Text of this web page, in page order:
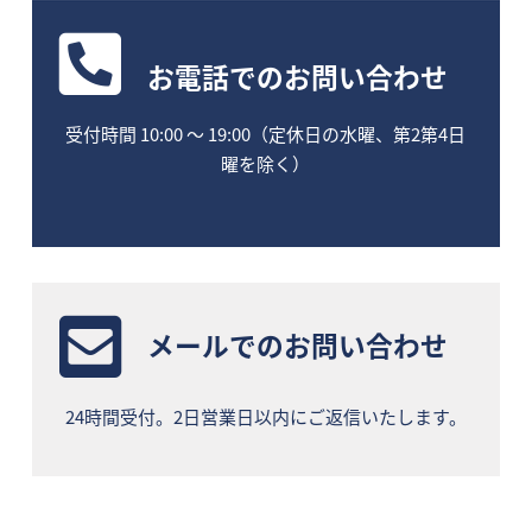
お電話でのお問い合わせ
受付時間 10:00 〜 19:00（定休日の水曜、第2第4日
曜を除く）
メールでのお問い合わせ
24時間受付。2日営業日以内にご返信いたします。